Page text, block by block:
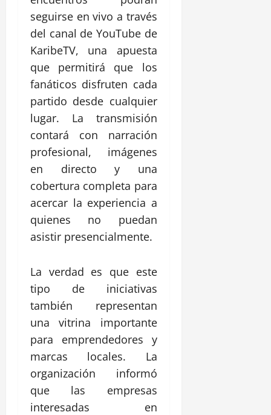
seguirse en vivo a través
del canal de YouTube de
KaribeTV, una apuesta
que permitirá que los
fanáticos disfruten cada
partido desde cualquier
lugar. La transmisión
contará con narración
profesional, imágenes
en directo y una
cobertura completa para
acercar la experiencia a
quienes no puedan
asistir presencialmente.
La verdad es que este
tipo de iniciativas
también representan
una vitrina importante
para emprendedores y
marcas locales. La
organización informó
que las empresas
interesadas en